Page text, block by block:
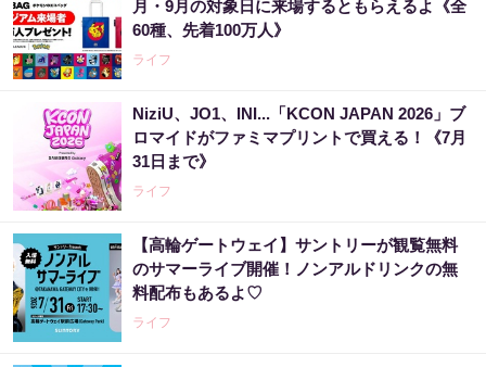
月・9月の対象日に来場するともらえるよ《全
60種、先着100万人》
ライフ
NiziU、JO1、INI...「KCON JAPAN 2026」ブ
ロマイドがファミマプリントで買える！《7月
31日まで》
ライフ
【高輪ゲートウェイ】サントリーが観覧無料
のサマーライブ開催！ノンアルドリンクの無
料配布もあるよ♡
ライフ